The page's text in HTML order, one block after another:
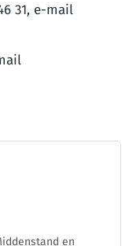
31, e-mail
en